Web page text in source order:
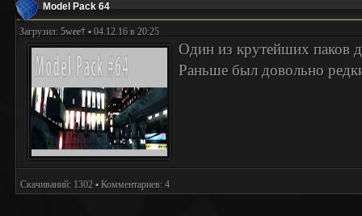
Model Pack 64
Загрузил: 5wee† ▪ 04.12.16 в 20:25
Один из крутейших паков
Раньше был довольно
Скачиваний: 1302 ▪ Комментариев: 4